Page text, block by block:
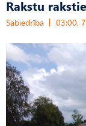
Rakstu
Sabiedrība 03:00,